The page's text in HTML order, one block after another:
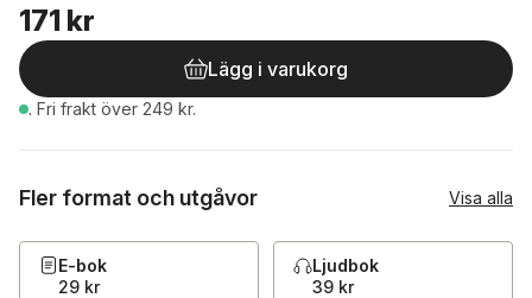
171 kr
Lägg i varukorg
. Fri frakt över 249 kr.
Fler format och utgåvor Visa alla
E-bok
29 kr
Ljudbok
39 kr